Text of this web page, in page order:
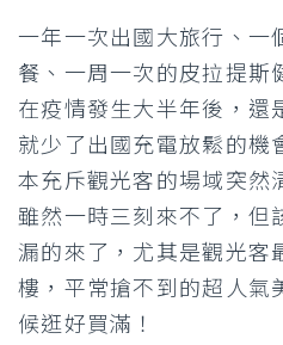
一年一次出國大旅行、一
餐、一周一次的皮拉提斯
在疫情發生大半年後，還
就少了出國充電放鬆的機
本充斥觀光客的場域突然
雖然一時三刻來不了，但
漏的來了，尤其是觀光客
樓，平常搶不到的超人氣
候逛好買滿！